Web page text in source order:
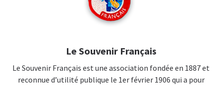
Le Souvenir Français
Le Souvenir Français est une association fondée en 1887 et
reconnue d’utilité publique le 1er février 1906 qui a pour